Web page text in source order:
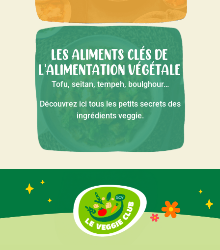
LES ALIMENTS CLÉS DE
L'ALIMENTATION VÉGÉTALE
Tofu, seitan, tempeh, boulghour…
Découvrez ici tous les petits secrets des
ingrédients veggie.